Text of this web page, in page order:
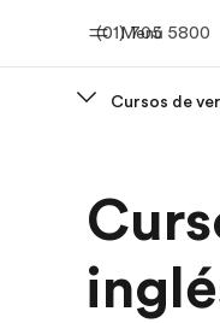
Menú
(01) 705 5800
Cursos de